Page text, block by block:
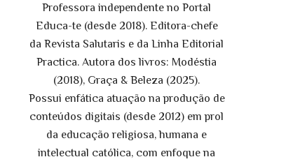
Professora independente no Portal
Educa-te (desde 2018). Editora-chefe
da Revista Salutaris e da Linha Editorial
Practica. Autora dos livros: Modéstia
(2018), Graça & Beleza (2025).
Possui enfática atuação na produção de
conteúdos digitais (desde 2012) em prol
da educação religiosa, humana e
intelectual católica, com enfoque na